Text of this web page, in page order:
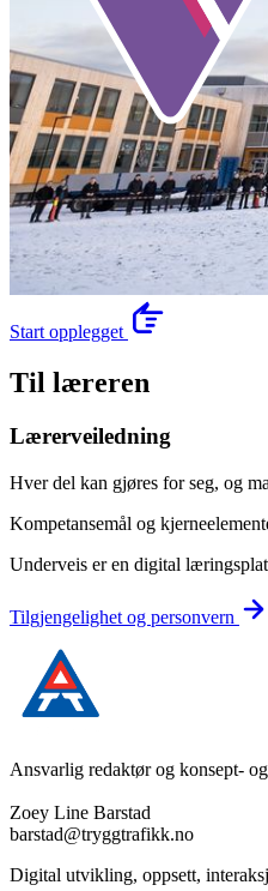
Start opplegget
Til læreren
Lærerveiledning
Hver del kan gjøres for seg, og
Kompetansemål og
Underveis er en digital
Tilgjengelighet og personvern
Ansvarlig redaktør og konsept-
Zoey Line Barstad
barstad@tryggtrafikk.no
Digital utvikling, oppsett,